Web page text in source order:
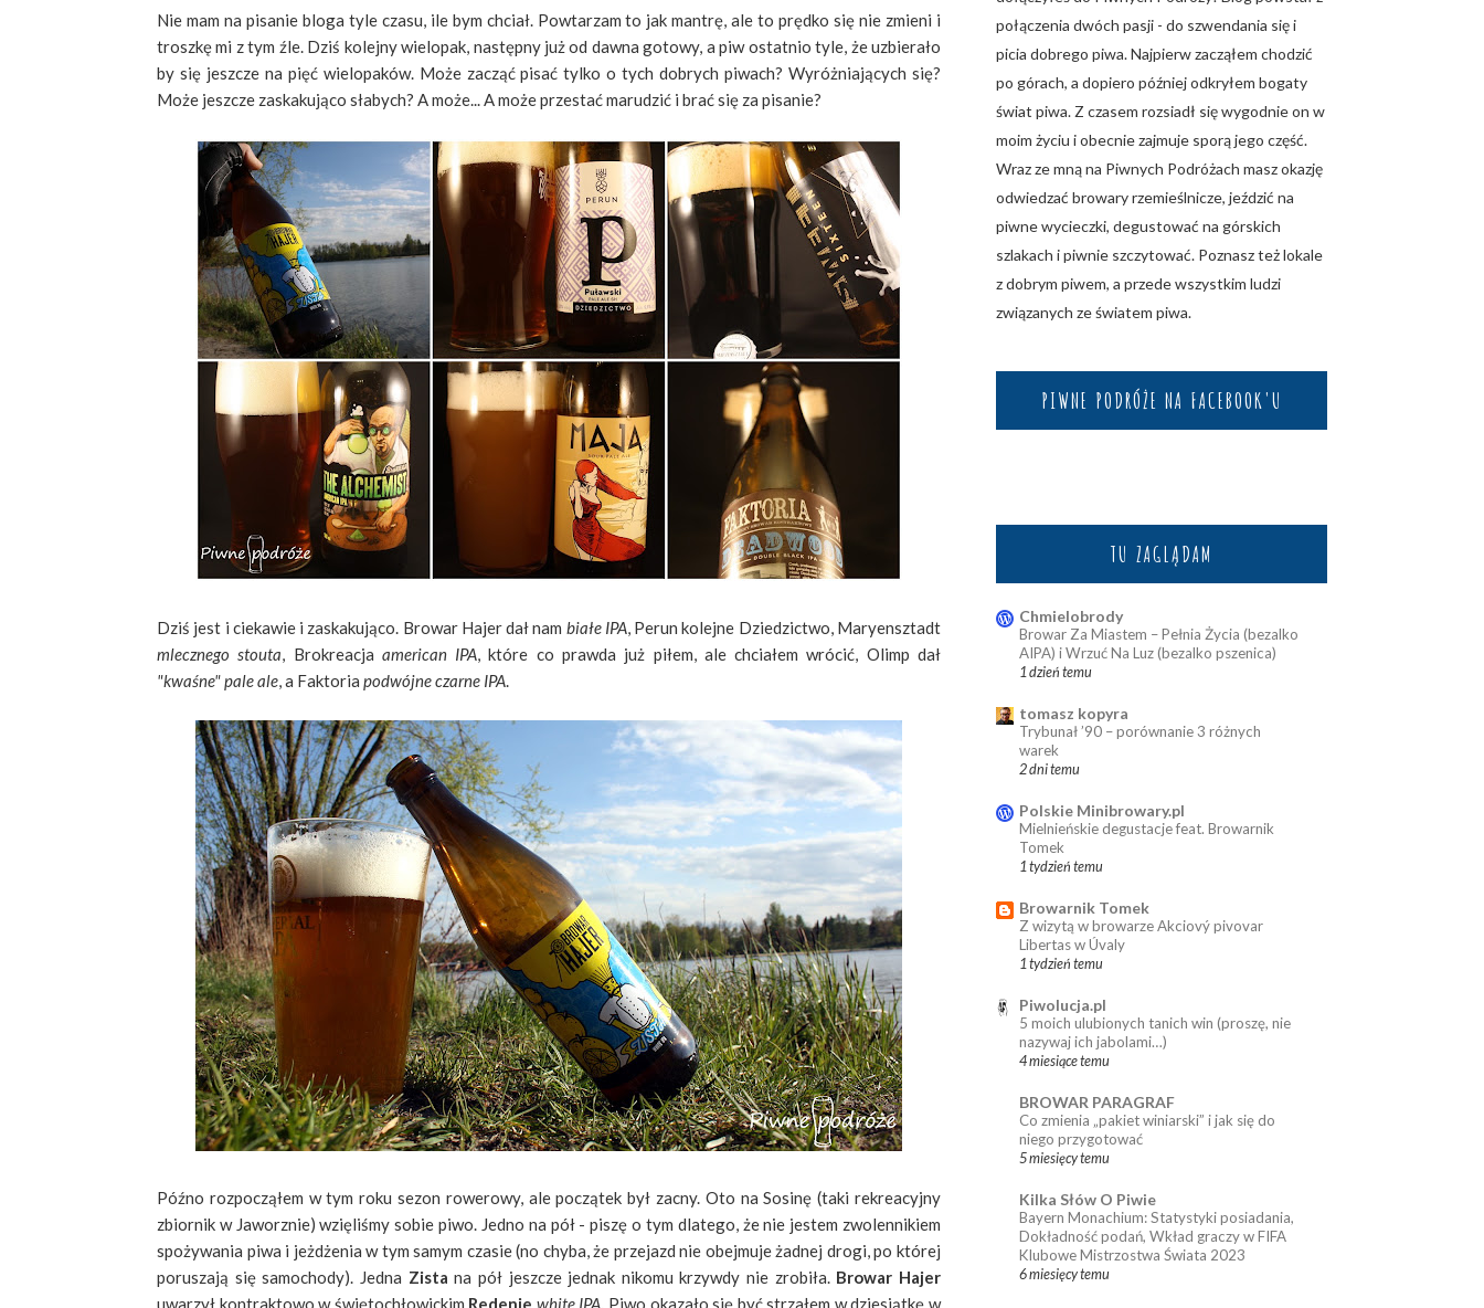
Nie mam na pisanie bloga tyle czasu, ile bym chciał. Powtarzam to jak mantrę, ale to prędko się nie zmieni i
troszkę mi z tym źle. Dziś kolejny wielopak, następny już od dawna gotowy, a piw ostatnio tyle, że uzbierało
by się jeszcze na pięć wielopaków. Może zacząć pisać tylko o tych dobrych piwach? Wyróżniających się?
Może jeszcze zaskakująco słabych? A może... A może przestać marudzić i brać się za pisanie?
Dziś jest i ciekawie i zaskakująco. Browar Hajer dał nam białe IPA, Perun kolejne Dziedzictwo, Maryensztadt
mlecznego stouta, Brokreacja american IPA, które co prawda już piłem, ale chciałem wrócić, Olimp dał
"kwaśne" pale ale, a Faktoria podwójne czarne IPA.
Późno rozpocząłem w tym roku sezon rowerowy, ale początek był zacny. Oto na Sosinę (taki rekreacyjny
zbiornik w Jaworznie) wzięliśmy sobie piwo. Jedno na pół - piszę o tym dlatego, że nie jestem zwolennikiem
spożywania piwa i jeżdżenia w tym samym czasie (no chyba, że przejazd nie obejmuje żadnej drogi, po której
poruszają się samochody). Jedna Zista na pół jeszcze jednak nikomu krzywdy nie zrobiła. Browar Hajer
uwarzył kontraktowo w świętochłowickim Redenie white IPA. Piwo okazało się być strzałem w dziesiątkę w
połączenia dwóch pasji - do szwendania się i
picia dobrego piwa. Najpierw zacząłem chodzić
po górach, a dopiero później odkryłem bogaty
świat piwa. Z czasem rozsiadł się wygodnie on w
moim życiu i obecnie zajmuje sporą jego część.
Wraz ze mną na Piwnych Podróżach masz okazję
odwiedzać browary rzemieślnicze, jeździć na
piwne wycieczki, degustować na górskich
szlakach i piwnie szczytować. Poznasz też lokale
z dobrym piwem, a przede wszystkim ludzi
związanych ze światem piwa.
PIWNE PODRÓŻE NA FACEBOOK'U
TU ZAGLĄDAM
Chmielobrody
Browar Za Miastem – Pełnia Życia (bezalko
AIPA) i Wrzuć Na Luz (bezalko pszenica)
1 dzień temu
tomasz kopyra
Trybunał ’90 – porównanie 3 różnych
warek
2 dni temu
Polskie Minibrowary.pl
Mielnieńskie degustacje feat. Browarnik
Tomek
1 tydzień temu
Browarnik Tomek
Z wizytą w browarze Akciový pivovar
Libertas w Úvaly
1 tydzień temu
Piwolucja.pl
5 moich ulubionych tanich win (proszę, nie
nazywaj ich jabolami…)
4 miesiące temu
BROWAR PARAGRAF
Co zmienia „pakiet winiarski” i jak się do
niego przygotować
5 miesięcy temu
Kilka Słów O Piwie
Bayern Monachium: Statystyki posiadania,
Dokładność podań, Wkład graczy w FIFA
Klubowe Mistrzostwa Świata 2023
6 miesięcy temu